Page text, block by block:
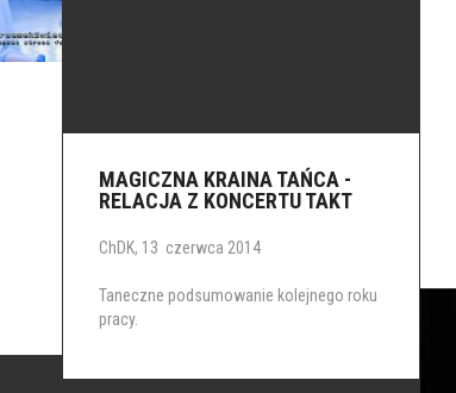
MAGICZNA KRAINA TAŃCA -
RELACJA Z KONCERTU TAKT
ChDK, 13 czerwca 2014
Taneczne podsumowanie kolejnego roku
pracy.